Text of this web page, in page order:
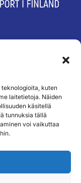
kuten
laitetietoja. Näiden
käsitellä
tunnuksia tällä
voi vaikuttaa